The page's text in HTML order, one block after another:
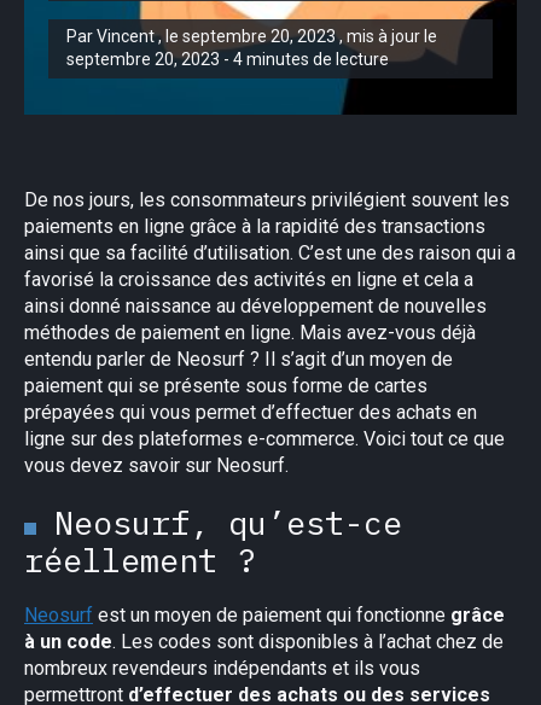
Par Vincent , le septembre 20, 2023 , mis à jour le
septembre 20, 2023 - 4 minutes de lecture
De nos jours, les consommateurs privilégient souvent les
paiements en ligne grâce à la rapidité des transactions
ainsi que sa facilité d’utilisation. C’est une des raison qui a
favorisé la croissance des activités en ligne et cela a
ainsi donné naissance au développement de nouvelles
méthodes de paiement en ligne. Mais avez-vous déjà
entendu parler de Neosurf ? Il s’agit d’un moyen de
paiement qui se présente sous forme de cartes
prépayées qui vous permet d’effectuer des achats en
ligne sur des plateformes e-commerce. Voici tout ce que
vous devez savoir sur Neosurf.
Neosurf, qu’est-ce
réellement ?
Neosurf est un moyen de paiement qui fonctionne grâce
à un code. Les codes sont disponibles à l’achat chez de
nombreux revendeurs indépendants et ils vous
permettront d’effectuer des achats ou des services